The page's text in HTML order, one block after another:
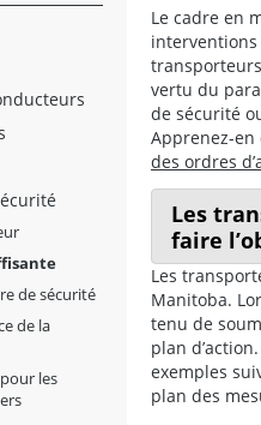
Le cadre en
interventions
vertu du
de sécurité
Apprenez-en
des ordres
Les
faire
Les
Manitoba.
tenu de
plan
exemples
plan des
de sécurité
de la
les